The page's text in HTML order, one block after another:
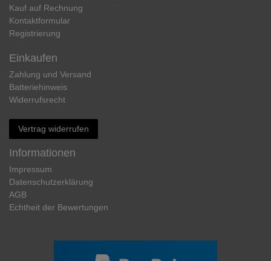
Kauf auf Rechnung
Kontaktformular
Registrierung
Einkaufen
Zahlung und Versand
Batteriehinweis
Widerrufs­recht
Vertrag widerrufen
Informationen
Impressum
Daten­schutz­erklärung
AGB
Echtheit der Bewertungen